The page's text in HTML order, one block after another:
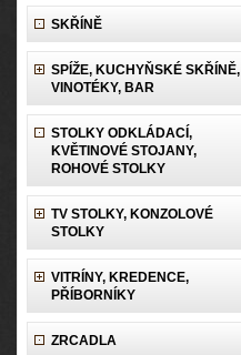
SKŘÍNĚ
SPÍŽE, KUCHYŇSKÉ SKŘÍNĚ,
VINOTÉKY, BAR
STOLKY ODKLÁDACÍ,
KVĚTINOVÉ STOJANY,
ROHOVÉ STOLKY
TV STOLKY, KONZOLOVÉ
STOLKY
VITRÍNY, KREDENCE,
PŘÍBORNÍKY
ZRCADLA